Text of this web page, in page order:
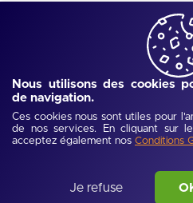
Nous utilisons des cookies
de navigation.
Ces cookies nous sont utiles pour
de nos services. En cliquant sur
acceptez également nos Conditions
Je refuse
Cette offre n’est plus
Description de l'offre
Ref : UJEV68ba39d95bcc5 -Publié
Viens concevoir ton futur